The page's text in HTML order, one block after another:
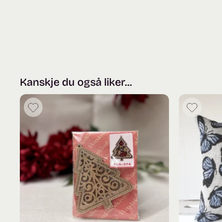
Kanskje du også liker...